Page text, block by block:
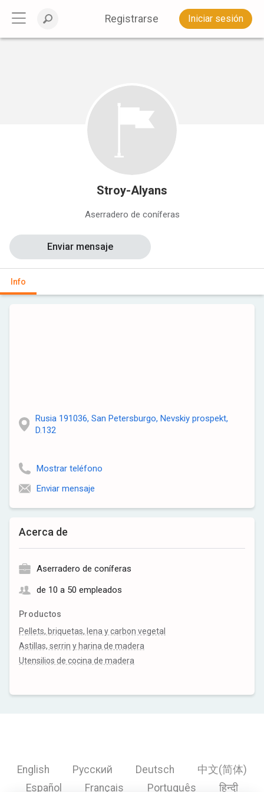
Registrarse Iniciar sesión
Stroy-Alyans
Aserradero de coníferas
Info
Enviar mensaje
Acerca de
Aserradero de coníferas
de 10 a 50 empleados
Productos
Pellets, briquetas, lena y carbon vegetal
Astillas, serrin y harina de madera
Utensilios de cocina de madera
Rusia 191036, San Petersburgo, Nevskiy prospekt,
D.132
Mostrar teléfono
Enviar mensaje
English Русский Deutsch
中文(简体)
Español
Français Português हिन्दी